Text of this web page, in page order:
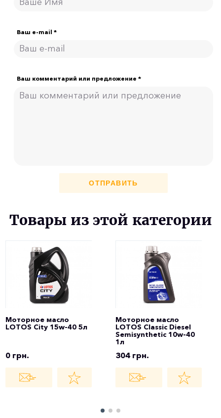
Ваш e-mail *
Ваш комментарий или предложение *
ОТПРАВИТЬ
Товары из этой категории
Моторное масло
LOTOS City 15w-40 5л
0 грн.
Моторное масло
LOTOS Classic Diesel
Semisynthetic 10w-40
1л
304 грн.